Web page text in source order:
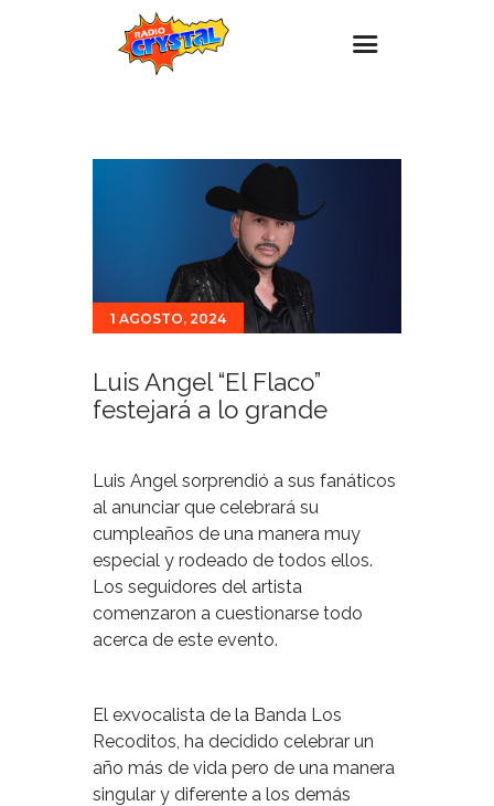
Promociones
Noticias
Para ti
1 AGOSTO, 2024
Luis Angel “El Flaco”
festejará a lo grande
Luis Angel sorprendió a sus fanáticos
al anunciar que celebrará su
cumpleaños de una manera muy
especial y rodeado de todos ellos.
Los seguidores del artista
comenzaron a cuestionarse todo
acerca de este evento.
El exvocalista de la Banda Los
Recoditos, ha decidido celebrar un
año más de vida pero de una manera
singular y diferente a los demás